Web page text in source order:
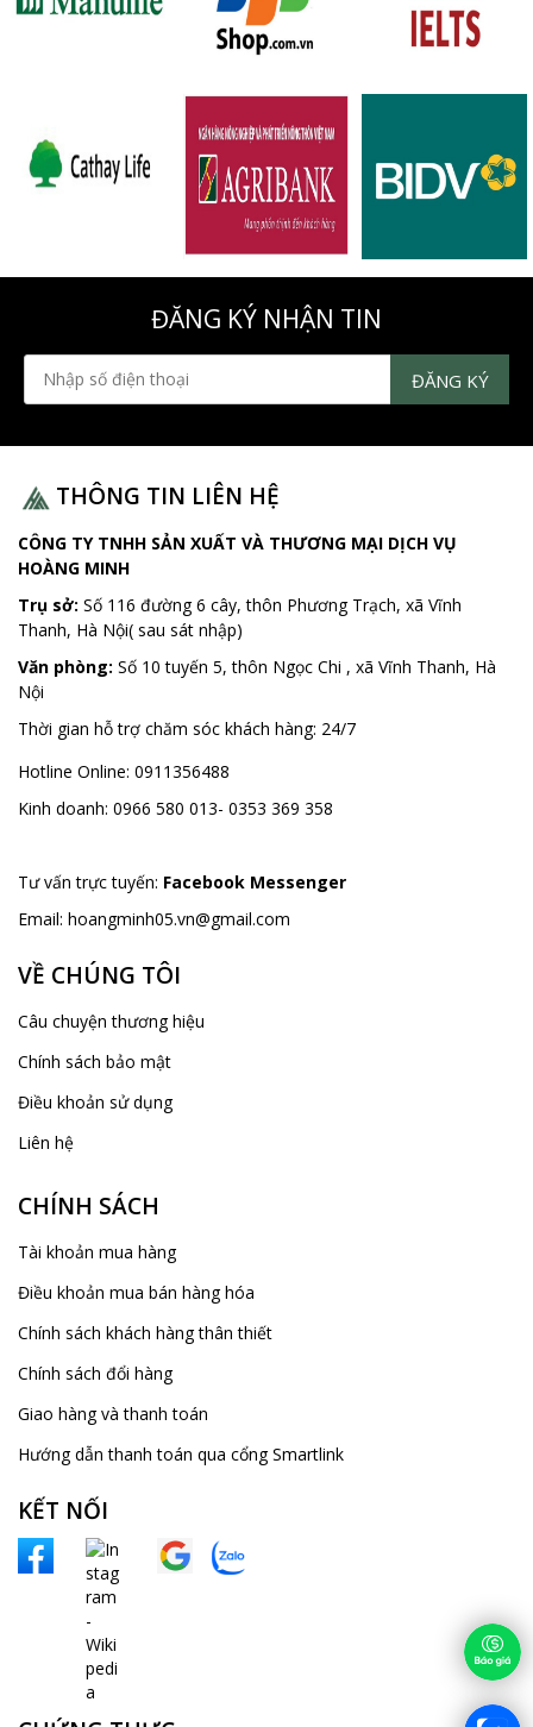
ĐĂNG KÝ NHẬN TIN
THÔNG TIN LIÊN HỆ
CÔNG TY TNHH SẢN XUẤT VÀ THƯƠNG MẠI DỊCH VỤ
HOÀNG MINH
Trụ sở: Số 116 đường 6 cây, thôn Phương Trạch, xã Vĩnh
Thanh, Hà Nội( sau sát nhập)
Văn phòng: Số 10 tuyến 5, thôn Ngọc Chi , xã Vĩnh Thanh, Hà
Nội
Thời gian hỗ trợ chăm sóc khách hàng: 24/7
Hotline Online: 0911356488
Kinh doanh: 0966 580 013- 0353 369 358
Tư vấn trực tuyến: Facebook Messenger
Email: hoangminh05.vn@gmail.com
VỀ CHÚNG TÔI
Câu chuyện thương hiệu
Chính sách bảo mật
Điều khoản sử dụng
Liên hệ
CHÍNH SÁCH
Tài khoản mua hàng
Điều khoản mua bán hàng hóa
Chính sách khách hàng thân thiết
Chính sách đổi hàng
Giao hàng và thanh toán
Hướng dẫn thanh toán qua cổng Smartlink
KẾT NỐI